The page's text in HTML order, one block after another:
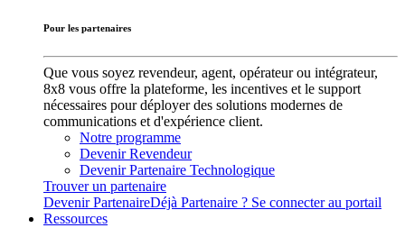
Pour les partenaires
Que vous soyez revendeur, agent, opérateur ou intégrateur,
8x8 vous offre la plateforme, les incentives et le support
nécessaires pour déployer des solutions modernes de
communications et d'expérience client.
Notre programme
Devenir Revendeur
Devenir Partenaire Technologique
Trouver un partenaire
Devenir PartenaireDéjà Partenaire ? Se connecter au portail
Ressources